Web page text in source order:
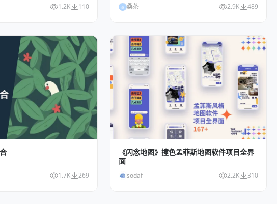
1.2K 110 桑 桑茶 2.9K 489
1.7K 269
《闪念地图》撞色孟菲斯地图软件项目全界
面
sodaf 2.2K 310